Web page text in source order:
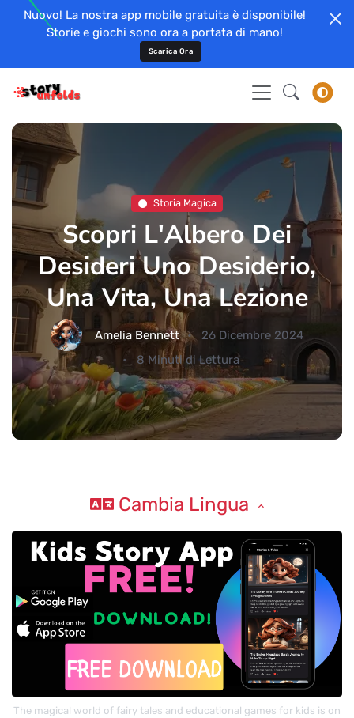
Nuovo! La nostra app mobile gratuita è disponibile!
Storie e giochi sono ora a portata di mano!
Scarica Ora
Storia Magica
Scopri L'Albero Dei
Desideri Uno Desiderio,
Una Vita, Una Lezione
Amelia Bennett
26 Dicembre 2024
8 Minuti di Lettura
Cambia Lingua
The magical world of fairy tales and educational games for kids is on